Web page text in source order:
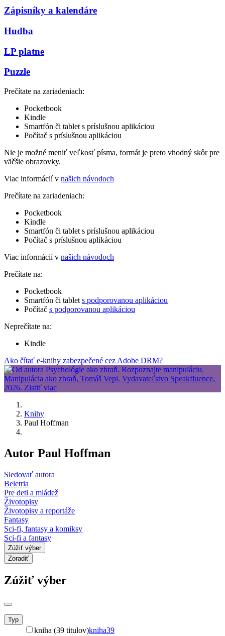
Zápisníky a kalendáre
Hudba
LP platne
Puzzle
Prečítate na zariadeniach:
Pocketbook
Kindle
Smartfón či tablet s príslušnou aplikáciou
Počítač s príslušnou aplikáciou
Nie je možné meniť veľkosť písma, formát je preto vhodný skôr pre
väčšie obrazovky.
Viac informácií v našich návodoch
Prečítate na zariadeniach:
Pocketbook
Kindle
Smartfón či tablet s príslušnou aplikáciou
Počítač s príslušnou aplikáciou
Viac informácií v našich návodoch
Prečítate na:
Pocketbook
Smartfón či tablet s podporovanou aplikáciou
Počítač s podporovanou aplikáciou
Neprečítate na:
Kindle
Ako čítať e-knihy zabezpečené cez Adobe DRM?
Knihy
Paul Hoffman
Autor Paul Hoffman
Sledovať autora
Beletria
Pre deti a mládež
Životopisy
Životopisy a reportáže
Fantasy
Sci-fi, fantasy a komiksy
Sci-fi a fantasy
Zúžiť výber
Zoradiť
Zúžiť výber
Typ
kniha (39 titulov)kniha39